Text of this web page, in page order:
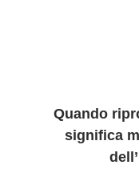
Quando
significa